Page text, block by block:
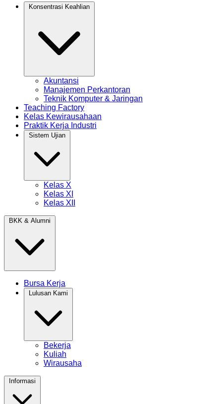
Akuntansi
Manajemen Perkantoran
Teknik Komputer & Jaringan
Teaching Factory
Kelas Kewirausahaan
Praktik Kerja Industri
Kelas X
Kelas XI
Kelas XII
Bursa Kerja
Bekerja
Kuliah
Wirausaha